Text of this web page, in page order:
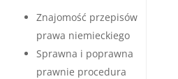
Znajomość przepisów
prawa niemieckiego
Sprawna i poprawna
prawnie procedura